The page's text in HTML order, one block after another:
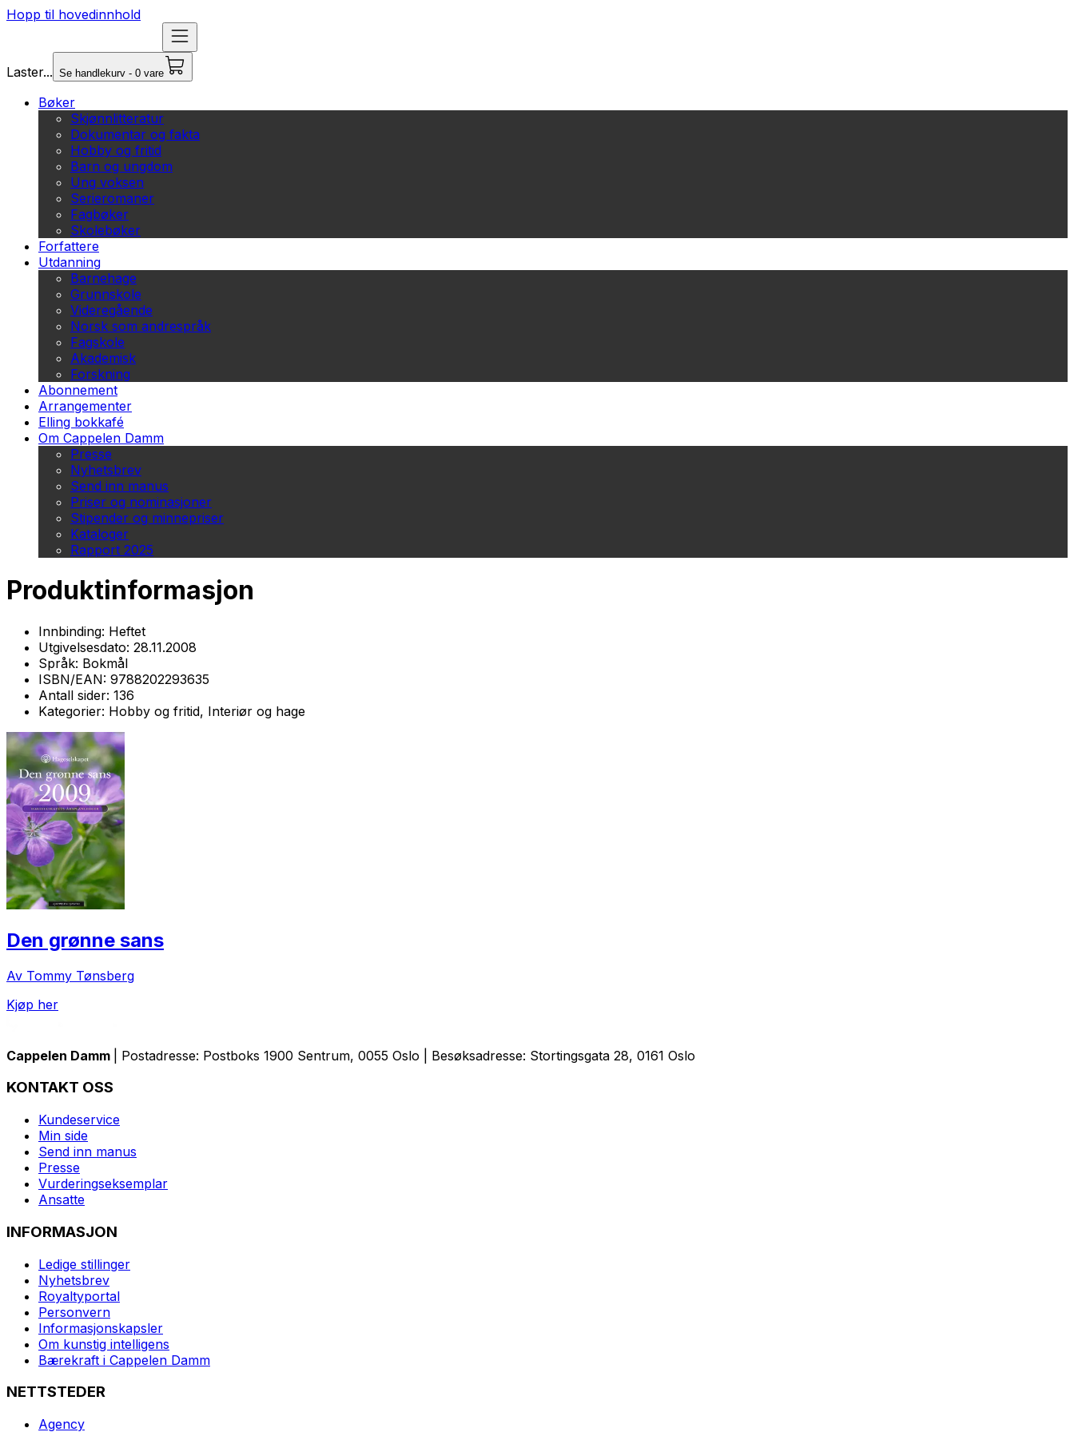
Hopp til hovedinnhold
Laster... Se handlekurv - 0 vare
Bøker
Skjønnlitteratur
Dokumentar og fakta
Hobby og fritid
Barn og ungdom
Ung voksen
Serieromaner
Fagbøker
Skolebøker
Forfattere
Utdanning
Barnehage
Grunnskole
Videregående
Norsk som andrespråk
Fagskole
Akademisk
Forskning
Abonnement
Arrangementer
Elling bokkafé
Om Cappelen Damm
Presse
Nyhetsbrev
Send inn manus
Priser og nominasjoner
Stipender og minnepriser
Kataloger
Rapport 2025
Produktinformasjon
Innbinding: Heftet
Utgivelsesdato: 28.11.2008
Språk: Bokmål
ISBN/EAN: 9788202293635
Antall sider: 136
Kategorier: Hobby og fritid, Interiør og hage
Den grønne sans
Av Tommy Tønsberg
Kjøp her
Cappelen Damm | Postadresse: Postboks 1900 Sentrum, 0055 Oslo | Besøksadresse: Stortingsgata 28, 0161 Oslo
KONTAKT OSS
Kundeservice
Min side
Send inn manus
Presse
Vurderingseksemplar
Ansatte
INFORMASJON
Ledige stillinger
Nyhetsbrev
Royaltyportal
Personvern
Informasjonskapsler
Om kunstig intelligens
Bærekraft i Cappelen Damm
NETTSTEDER
Agency